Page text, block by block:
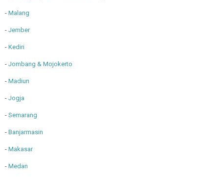
- Malang
- Jember
- Kediri
- Jombang & Mojokerto
- Madiun
- Jogja
- Semarang
- Banjarmasin
- Makasar
- Medan